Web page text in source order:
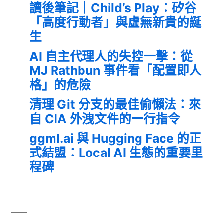
讀後筆記｜Child’s Play：矽谷
「高度行動者」與虛無新貴的誕
生
AI 自主代理人的失控一擊：從
MJ Rathbun 事件看「配置即人
格」的危險
清理 Git 分支的最佳偷懶法：來
自 CIA 外洩文件的一行指令
ggml.ai 與 Hugging Face 的正
式結盟：Local AI 生態的重要里
程碑